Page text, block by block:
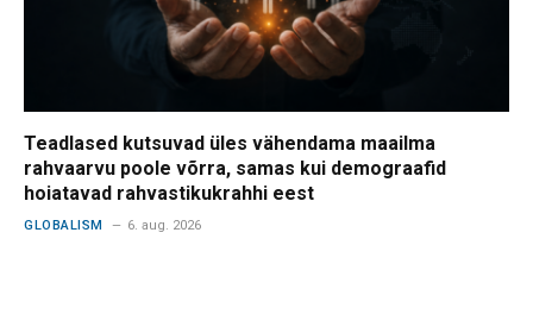
Teadlased kutsuvad üles vähendama maailma
rahvaarvu poole võrra, samas kui demograafid
hoiatavad rahvastikukrahhi eest
GLOBALISM 6. aug. 2026